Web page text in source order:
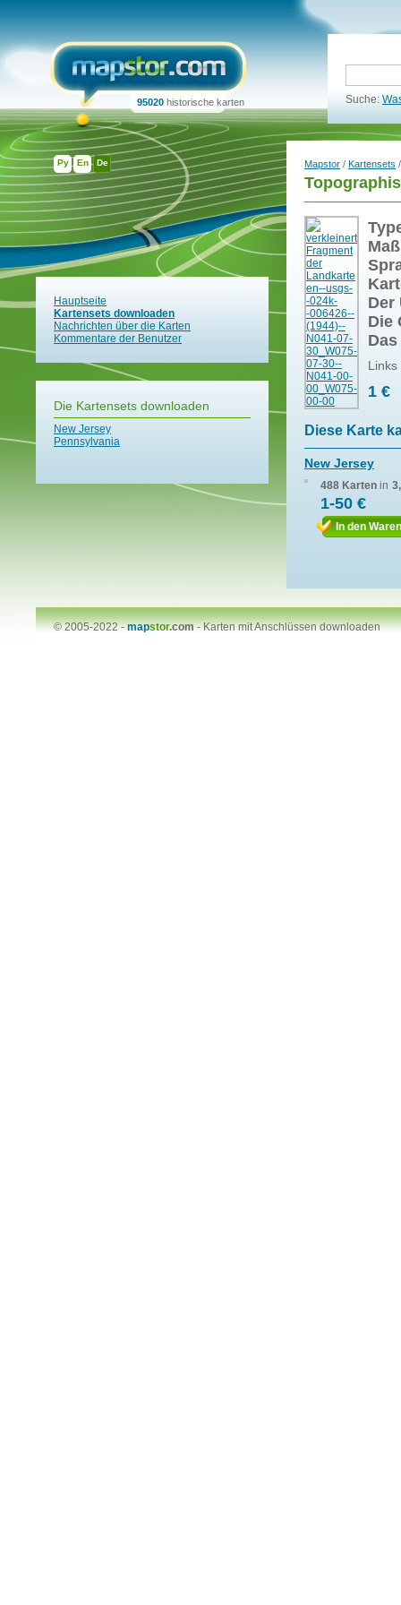
Ру En De
95020 historische karten Suche:
Hauptseite
Kartensets downloaden
Nachrichten über die Karten
Kommentare der Benutzer
Die Kartensets downloaden
New Jersey
Pennsylvania
Mapstor / Kartensets
Der
Die
1 €
Diese Karte
New Jersey
488 Karten in
1-50 €
In den
© 2005-2022 -mapstor.com-Karten mit Anschlüssen downloaden